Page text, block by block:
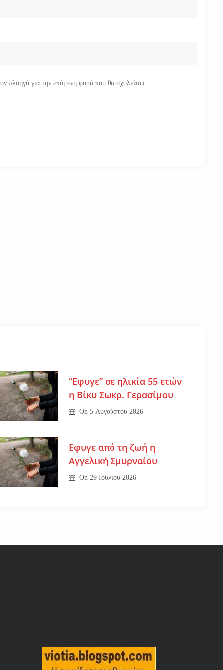
πλοηγό για την επόμενη φορά που θα σχολιάσω.
“Εφυγε” σε ηλικία 55 ετών
η Βίκυ Σωκρ. Γερασίμου
On5 Αυγούστου 2026
Εφυγε από τη ζωή η
Αγγελική Σμυρναίου
On29 Ιουλίου 2026